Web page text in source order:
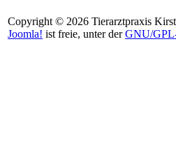
Copyright © 2026 Tierarztpraxis
Joomla! ist freie, unter derGNU/